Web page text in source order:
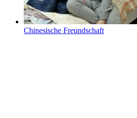
Chinesische Freundschaft